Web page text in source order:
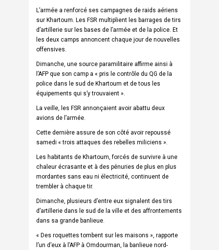
L’armée a renforcé ses campagnes de raids aériens
sur Khartoum. Les FSR multiplient les barrages de tirs
d’artillerie sur les bases de l’armée et de la police. Et
les deux camps annoncent chaque jour de nouvelles
offensives.
Dimanche, une source paramilitaire affirme ainsi à
l’AFP que son camp a « pris le contrôle du QG de la
police dans le sud de Khartoum et de tous les
équipements qui s’y trouvaient ».
La veille, les FSR annonçaient avoir abattu deux
avions de l’armée.
Cette dernière assure de son côté avoir repoussé
samedi « trois attaques des rebelles miliciens ».
Les habitants de Khartoum, forcés de survivre à une
chaleur écrasante et à des pénuries de plus en plus
mordantes sans eau ni électricité, continuent de
trembler à chaque tir.
Dimanche, plusieurs d’entre eux signalent des tirs
d’artillerie dans le sud de la ville et des affrontements
dans sa grande banlieue.
« Des roquettes tombent sur les maisons », rapporte
l’un d’eux à l’AFP à Omdourman, la banlieue nord-